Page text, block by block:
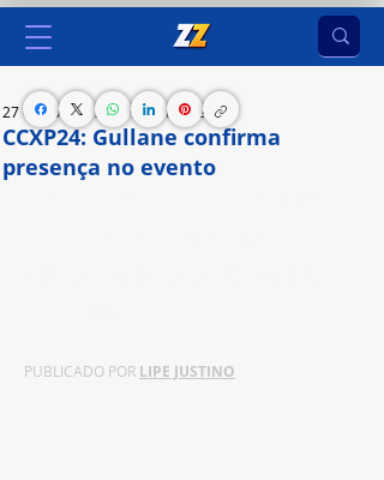
CCXP24: Gullane confirma
presença no evento
27 de nov. de 2024 2 min de leitura
PUBLICADO POR LIPE JUSTINO